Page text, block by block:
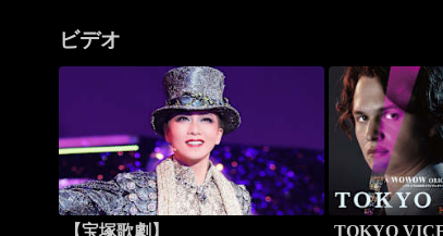
ビデオ
【宝塚歌劇】
TOKYO